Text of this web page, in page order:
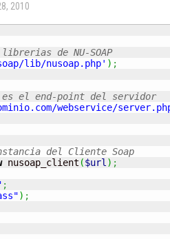
2010
de NU-SOAP
lib/nusoap.php' ) ;
es el end-point del servidor
webservice/
del Cliente Soap
nusoap_client ($url ) ;
;
) ;